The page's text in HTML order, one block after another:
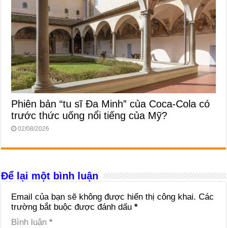
Phiên bản “tu sĩ Đa Minh” của Coca-Cola có
trước thức uống nổi tiếng của Mỹ?
02/08/2026
Để lại một bình luận
Email của bạn sẽ không được hiển thị công khai. Các
trường bắt buộc được đánh dấu*
Bình luận*